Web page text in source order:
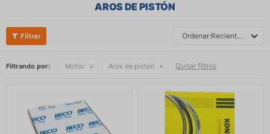
AROS DE PISTÓN
Recientes
Filtrando por: Motor Aros de pistón Quitar filtros